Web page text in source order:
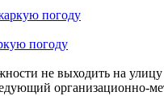
погоду
не выходить на
организационно-